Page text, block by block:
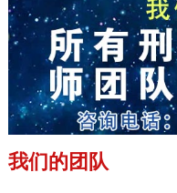
我们的团队